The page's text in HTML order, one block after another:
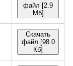
файл [2.9
Мб]
Скачать
файл [98.0
Кб]